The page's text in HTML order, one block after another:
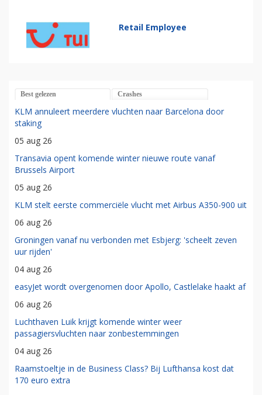
Retail Employee
Best gelezen Crashes
KLM annuleert meerdere vluchten naar Barcelona door
staking
05 aug 26
Transavia opent komende winter nieuwe route vanaf
Brussels Airport
05 aug 26
KLM stelt eerste commerciële vlucht met Airbus A350-900 uit
06 aug 26
Groningen vanaf nu verbonden met Esbjerg: 'scheelt zeven
uur rijden'
04 aug 26
easyJet wordt overgenomen door Apollo, Castlelake haakt af
06 aug 26
Luchthaven Luik krijgt komende winter weer
passagiersvluchten naar zonbestemmingen
04 aug 26
Raamstoeltje in de Business Class? Bij Lufthansa kost dat
170 euro extra